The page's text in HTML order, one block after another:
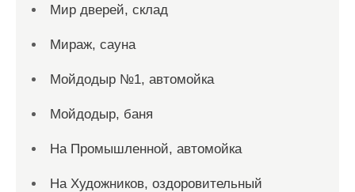
Мир дверей, склад
Мираж, сауна
Мойдодыр №1, автомойка
Мойдодыр, баня
На Промышленной, автомойка
На Художников, оздоровительный